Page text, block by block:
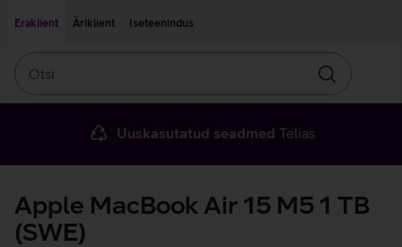
Eraklient
Äriklient Iseteenindus
Otsin
Uuskasutatud seadmed Telias
Apple MacBook Air 15 M5 1 TB
(SWE)